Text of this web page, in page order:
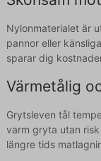
Nylonmaterialet är
pannor eller
sparar dig
Värmetålig
Grytsleven tål
varm gryta utan
längre tids